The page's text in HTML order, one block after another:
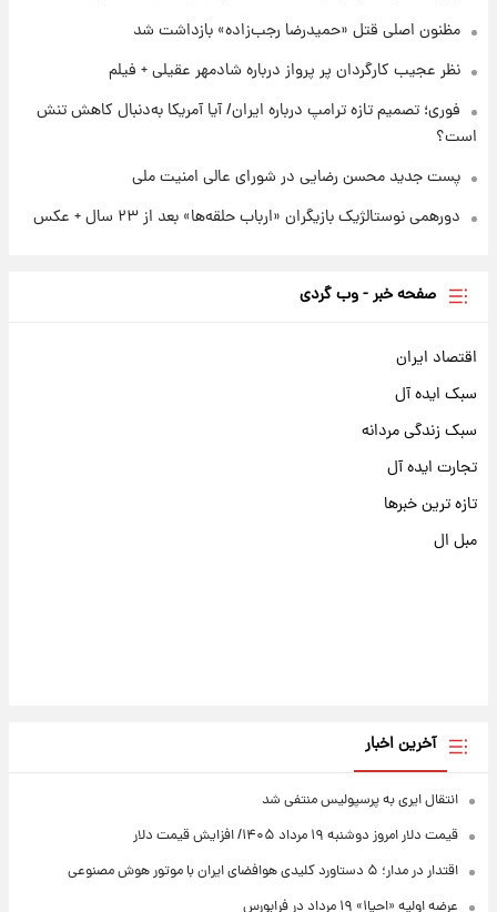
مظنون اصلی قتل «حمیدرضا رجب‌زاده» بازداشت شد
نظر عجیب کارگردان پر پرواز درباره شادمهر عقیلی + فیلم
فوری؛ تصمیم تازه ترامپ درباره ایران/ آیا آمریکا به‌دنبال کاهش تنش
است؟
پست جدید محسن رضایی در شورای عالی امنیت ملی
دورهمی نوستالژیک بازیگران «ارباب حلقه‌ها» بعد از ۲۳ سال + عکس
صفحه خبر - وب گردی
اقتصاد ایران
سبک ایده آل
سبک زندگی مردانه
تجارت ایده آل
تازه ترین خبرها
مبل ال
آخرین اخبار
انتقال ایری به پرسپولیس منتفی شد
قیمت دلار امروز دوشنبه ۱۹ مرداد ۱۴۰۵/ افزایش قیمت دلار
اقتدار در مدار؛ ۵ دستاورد کلیدی هوافضای ایران با موتور هوش مصنوعی
عرضه اولیه «احیا۱» ۱۹ مرداد در فرابورس